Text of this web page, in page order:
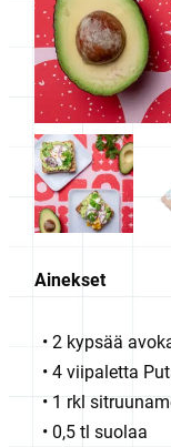
Ainekset
2 kypsää
4 viipaletta
1 rkl
0,5 tl suolaa